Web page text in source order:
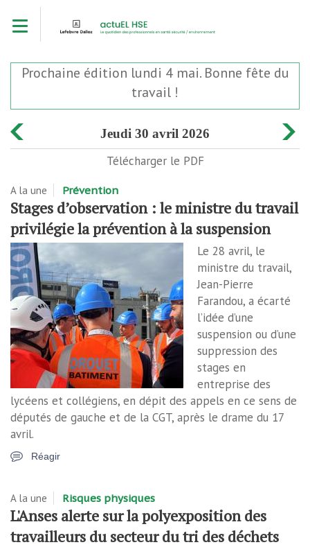
contenu
Prochaine édition lundi 4 mai. Bonne fête du
travail !
jeudi 30 avril 2026
Télécharger le PDF
A la une Prévention
Stages d’observation : le ministre du travail
privilégie la prévention à la suspension
Le 28 avril, le
ministre du travail,
Jean-Pierre
Farandou, a écarté
l’idée d’une
suspension ou d’une
suppression des
stages en
entreprise des
lycéens et collégiens, en dépit des appels en ce sens de
députés de gauche et de la CGT, après le drame du 17
avril.
Réagir
A la une Risques physiques
L'Anses alerte sur la polyexposition des
travailleurs du secteur du tri des déchets